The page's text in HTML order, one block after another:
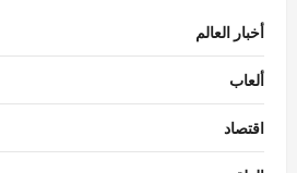
أخبار العالم
ألعاب
اقتصاد